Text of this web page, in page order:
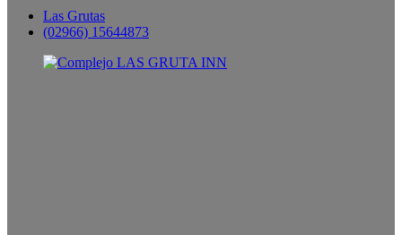
Las Grutas
(02966) 15644873